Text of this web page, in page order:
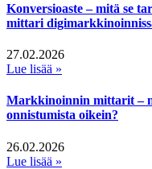
Konversioaste – mitä se
mittari
27.02.2026
Lue lisää »
Markkinoinnin mittarit –
onnistumista oikein?
26.02.2026
Lue lisää »